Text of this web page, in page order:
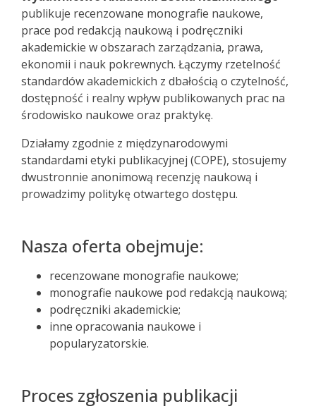
publikuje recenzowane monografie naukowe,
prace pod redakcją naukową i podręczniki
akademickie w obszarach zarządzania, prawa,
ekonomii i nauk pokrewnych. Łączymy rzetelność
standardów akademickich z dbałością o czytelność,
dostępność i realny wpływ publikowanych prac na
środowisko naukowe oraz praktykę.
Działamy zgodnie z międzynarodowymi
standardami etyki publikacyjnej (COPE), stosujemy
dwustronnie anonimową recenzję naukową i
prowadzimy politykę otwartego dostępu.
Nasza oferta obejmuje:
recenzowane monografie naukowe;
monografie naukowe pod redakcją naukową;
podręczniki akademickie;
inne opracowania naukowe i
popularyzatorskie.
Proces zgłoszenia publikacji